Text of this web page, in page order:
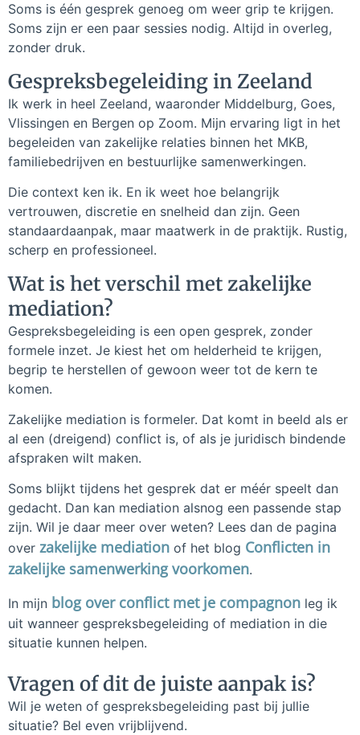
Soms is één gesprek genoeg om weer grip te krijgen.
Soms zijn er een paar sessies nodig. Altijd in overleg,
zonder druk.
Gespreksbegeleiding in Zeeland
Ik werk in heel Zeeland, waaronder Middelburg, Goes,
Vlissingen en Bergen op Zoom. Mijn ervaring ligt in het
begeleiden van zakelijke relaties binnen het MKB,
familiebedrijven en bestuurlijke samenwerkingen.
Die context ken ik. En ik weet hoe belangrijk
vertrouwen, discretie en snelheid dan zijn. Geen
standaardaanpak, maar maatwerk in de praktijk. Rustig,
scherp en professioneel.
Wat is het verschil met zakelijke
mediation?
Gespreksbegeleiding is een open gesprek, zonder
formele inzet. Je kiest het om helderheid te krijgen,
begrip te herstellen of gewoon weer tot de kern te
komen.
Zakelijke mediation is formeler. Dat komt in beeld als er
al een (dreigend) conflict is, of als je juridisch bindende
afspraken wilt maken.
Soms blijkt tijdens het gesprek dat er méér speelt dan
gedacht. Dan kan mediation alsnog een passende stap
zijn. Wil je daar meer over weten? Lees dan de pagina
over zakelijke mediation of het blog Conflicten in
zakelijke samenwerking voorkomen.
In mijn blog over conflict met je compagnon leg ik
uit wanneer gespreksbegeleiding of mediation in die
situatie kunnen helpen.
Vragen of dit de juiste aanpak is?
Wil je weten of gespreksbegeleiding past bij jullie
situatie? Bel even vrijblijvend.